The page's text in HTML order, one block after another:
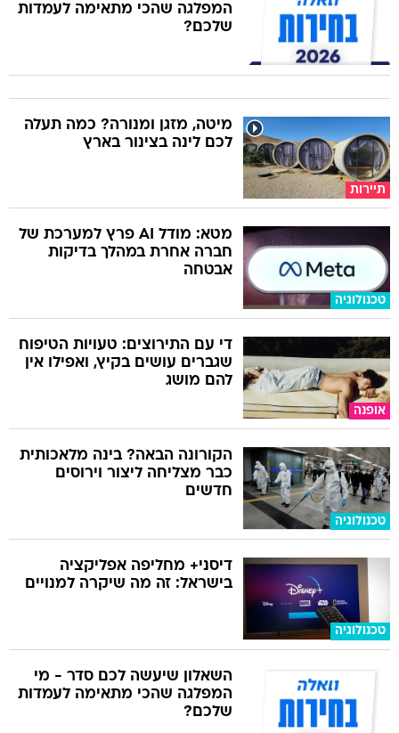
המפלגה שהכי מתאימה לעמדות
שלכם?
תיירות
מיטה, מזגן ומנורה? כמה תעלה
לכם לינה בצינור בארץ
טכנולוגיה
מטא: מודל AI פרץ למערכת של
חברה אחרת במהלך בדיקות
אבטחה
אופנה
די עם התירוצים: טעויות הטיפוח
שגברים עושים בקיץ, ואפילו אין
להם מושג
טכנולוגיה
הקורונה הבאה? בינה מלאכותית
כבר מצליחה ליצור וירוסים
חדשים
טכנולוגיה
דיסני+ מחליפה אפליקציה
בישראל: זה מה שיקרה למנויים
השאלון שיעשה לכם סדר - מי
המפלגה שהכי מתאימה לעמדות
שלכם?